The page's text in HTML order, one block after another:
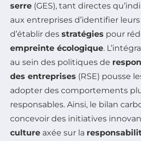
serre (GES), tant directes
aux entreprises d’identifier
d’établir des stratégies pour
empreinte écologique.
au sein des politiques de
des entreprises (RSE) pousse
adopter des comportements
responsables. Ainsi, le bilan
concevoir des initiatives
culture axée sur la